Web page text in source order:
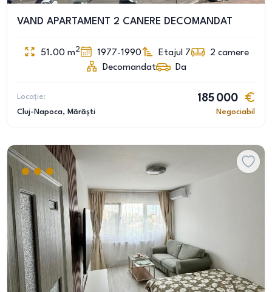
VAND APARTAMENT 2 CANERE DECOMANDAT
51.00 m2 1977-1990 Etajul 7 2 camere
Decomandat
Da
Locație:
Cluj-Napoca, Mărăști
185 000
Negociabil